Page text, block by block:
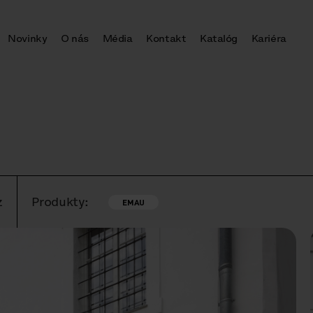
Novinky O nás Média Kontakt Katalóg Kariéra
Produkty: EMAU